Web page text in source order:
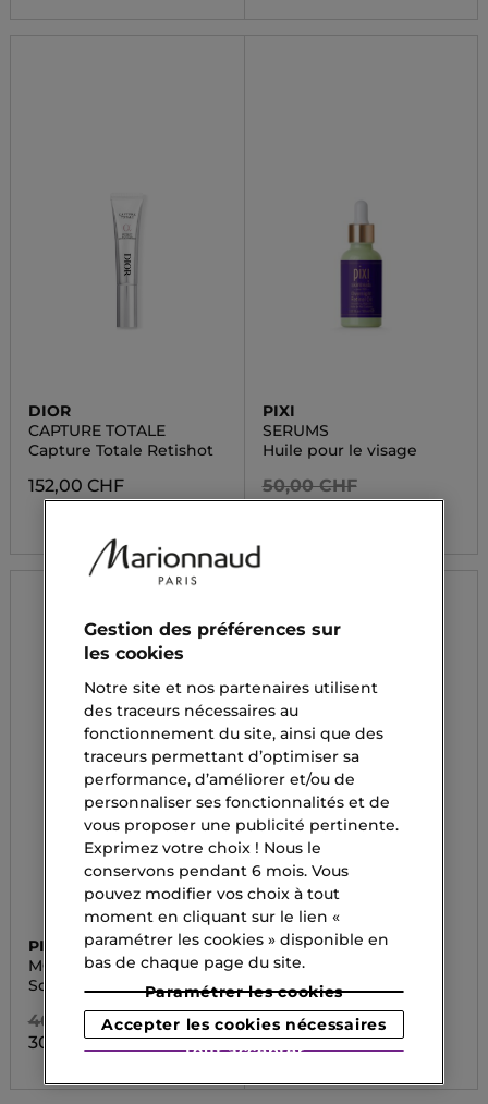
DIOR
CAPTURE TOTALE
Capture Totale Retishot
152,00 CHF
PIXI
SERUMS
Huile pour le visage
50,00 CHF
33,50 CHF
PIXI
MOISTURIZER
Soin hydratant
46,00 CHF
30,80 CHF
PIXI
TONIC
Lotion tonique
34,00 CHF
22,80 CHF
Gestion des préférences sur
les cookies
Notre site et nos partenaires utilisent
des traceurs nécessaires au
fonctionnement du site, ainsi que des
traceurs permettant d’optimiser sa
performance, d’améliorer et/ou de
personnaliser ses fonctionnalités et de
vous proposer une publicité pertinente.
Exprimez votre choix ! Nous le
conservons pendant 6 mois. Vous
pouvez modifier vos choix à tout
moment en cliquant sur le lien «
paramétrer les cookies » disponible en
bas de chaque page du site.
Paramétrer les cookies
Accepter les cookies nécessaires
Tout accepter